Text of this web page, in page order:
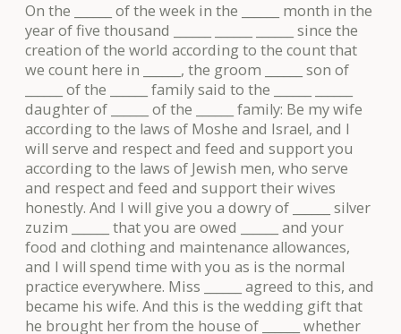
On the ______ of the week in the ______ month in the
year of five thousand ______ ______ ______ since the
creation of the world according to the count that
we count here in ______, the groom ______ son of
______ of the ______ family said to the ______ ______
daughter of ______ of the ______ family: Be my wife
according to the laws of Moshe and Israel, and I
will serve and respect and feed and support you
according to the laws of Jewish men, who serve
and respect and feed and support their wives
honestly. And I will give you a dowry of ______ silver
zuzim ______ that you are owed ______ and your
food and clothing and maintenance allowances,
and I will spend time with you as is the normal
practice everywhere. Miss ______ agreed to this, and
became his wife. And this is the wedding gift that
he brought her from the house of ______ whether